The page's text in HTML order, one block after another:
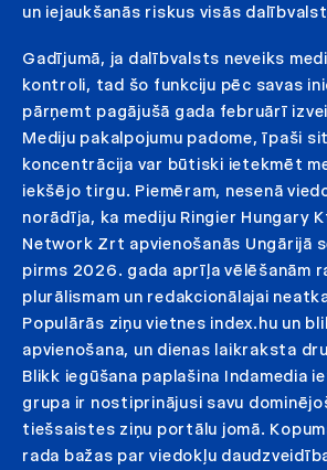
un iejaukšanās riskus visās
Gadījumā, ja dalībvalsts neveiks
kontroli, tad šo funkciju pēc savas
pārņemt pagājušā gada februārī
Mediju pakalpojumu padome, īpaši
koncentrācija var būtiski ietekmēt
iekšējo tirgu. Piemēram, nesenā
norādīja, ka mediju Ringier Hungary
Network Zrt apvienošanās Ungārijā
pirms 2026. gada aprīļa vēlēšanām
plurālismam un redakcionālajai
Populārās ziņu vietnes index.hu un
apvienošana, un dienas laikraksta
Blikk iegūšana paplašina Indamedia
grupa ir nostiprinājusi savu
tiešsaistes ziņu portālu jomā.
rada bažas par viedokļu